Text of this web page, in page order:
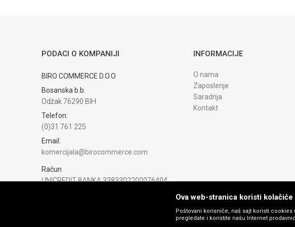
PODACI O KOMPANIJI
BIRO COMMERCE D.O.O
Bosanska b.b.
Odžak 76290 BIH
Telefon:
(0)31 761 225
Email:
komercijala@birocommerce.com
Račun
UNICREDIT BANKA 3383302200076404
INFORMACIJE
O nama
Zaposlenje
Saradnja
Kontakt
Ova web-stranica koristi kolačiće
Poštovani korisniče, naš sajt koristi
pregledate i koristite našu Internet